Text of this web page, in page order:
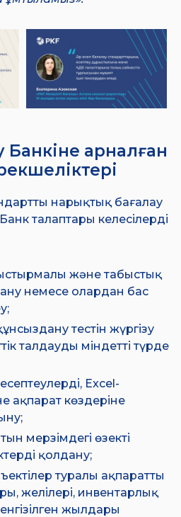
Банкіне арналған
нарықтық бағалау
талаптары келесілерді
және табыстық
немесе олардан бас
тестін жүргізу
талдауды міндетті түрде
Excel-
ақпарат көздеріне
мерзімдегі өзекті
қолдану;
туралы ақпаратты
желілері, инвентарлық
жылдары